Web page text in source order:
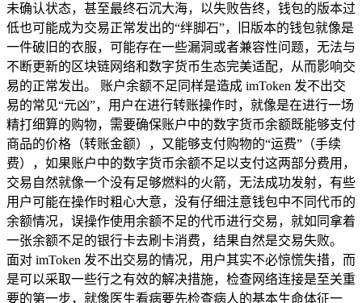
未确认状态，甚至最终石沉大海，以失败告终，钱包的版本过
低也可能成为交易正常发出的“绊脚石”，旧版本的钱包就像是
一件破旧的衣服，可能存在一些漏洞或者兼容性问题，无法与
不断更新的区块链网络和数字货币生态完美适配，从而影响交
易的正常发出。 账户余额不足同样是造成 imToken 发不出交
易的常见“元凶”，用户在进行转账操作时，就像是在进行一场
精打细算的购物，需要确保账户中的数字货币余额既能够支付
商品的价格（转账金额），又能够支付购物的“运费”（手续
费），如果账户中的数字货币余额不足以支付这两部分费用，
交易自然就像一个没有足够燃料的火箭，无法成功发射，有些
用户可能在操作时粗心大意，没有仔细注意钱包中不同代币的
余额情况，误操作使用余额不足的代币进行交易，就如同拿着
一张余额不足的银行卡去刷卡消费，结果自然是交易失败。
面对 imToken 发不出交易的情况，用户其实不必惊慌失措，而
是可以采取一些行之有效的解决措施，检查网络连接是至关重
要的第一步，就像医生看病要先检查病人的基本生命体征一